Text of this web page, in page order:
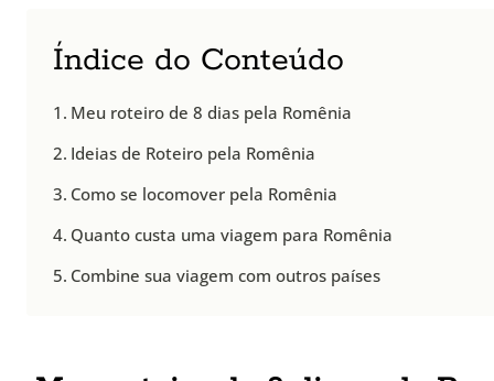
Índice do Conteúdo
Meu roteiro de 8 dias pela Romênia
Ideias de Roteiro pela Romênia
Como se locomover pela Romênia
Quanto custa uma viagem para Romênia
Combine sua viagem com outros países